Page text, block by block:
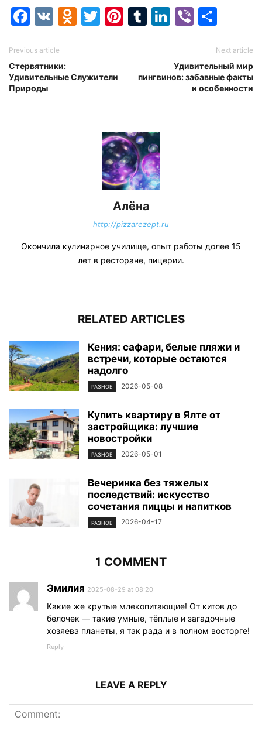
Facebook
VK Odnoklassniki
Twitter
Pinterest
Tumblr
LinkedIn
Viber
Previous article
Стервятники:
Удивительные Служители
Природы
Next article
Удивительный мир
пингвинов: забавные факты
и особенности
Алёна
http://pizzarezept.ru
Окончила кулинарное училище, опыт работы долее 15
лет в ресторане, пицерии.
RELATED ARTICLES
Кения: сафари, белые пляжи и
встречи, которые остаются
надолго
РАЗНОЕ 2026-05-08
Купить квартиру в Ялте от
застройщика: лучшие
новостройки
РАЗНОЕ 2026-05-01
Вечеринка без тяжелых
последствий: искусство
сочетания пиццы и напитков
РАЗНОЕ 2026-04-17
1 COMMENT
Эмилия 2025-08-29 at 08:20
Какие же крутые млекопитающие! От китов до
белочек — такие умные, тёплые и загадочные
хозяева планеты, я так рада и в полном восторге!
Reply
LEAVE A REPLY